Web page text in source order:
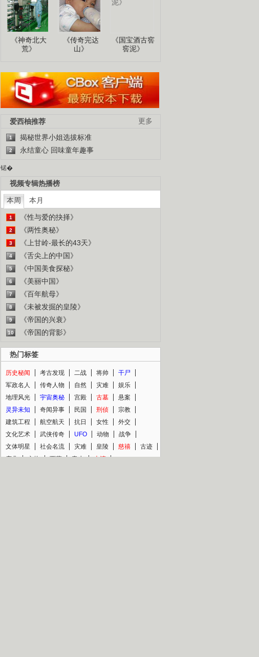
《神奇北大
荒》
《传奇完达
山》
《国宝酒古窖
窖泥》
更多
爱西柚推荐
1 揭秘世界小姐选拔标准
2 永结童心 回味童年趣事
锘�
视频专辑热播榜
本周 本月
1 《性与爱的抉择》
2 《两性奥秘》
3 《上甘岭-最长的43天》
4 《舌尖上的中国》
5 《中国美食探秘》
6 《美丽中国》
7 《百年航母》
8 《未被发掘的皇陵》
9 《帝国的兴衰》
10 《帝国的背影》
热门标签
历史秘闻 考古发现 二战 将帅
干尸
军政名人
传奇人物 自然 灾难
娱乐
地理风光
宇宙奥秘 宫殿 古墓
悬案
灵异未知
奇闻异事 民国 刑侦
宗教
建筑工程
航空航天 抗日 女性
外交
文化艺术
武侠传奇 UFO 动物
战争
文体明星
社会名流 灾难 皇陵 慈禧
古迹
庆典
文物 西藏 青少 大清